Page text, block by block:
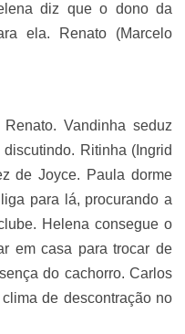
diz que o dono da
ela. Renato (Marcelo
Vandinha seduz
Ritinha (Ingrid
de Joyce. Paula dorme
para lá, procurando a
Helena consegue o
em casa para trocar de
do cachorro. Carlos
de descontração no